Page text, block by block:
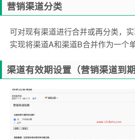
营销渠道分类
可对现有渠道进行合并或再分类，
实现将渠道A和渠道B合并作为一个
渠道有效期设置（营销渠道到期